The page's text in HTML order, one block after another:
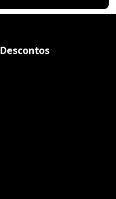
Descontos